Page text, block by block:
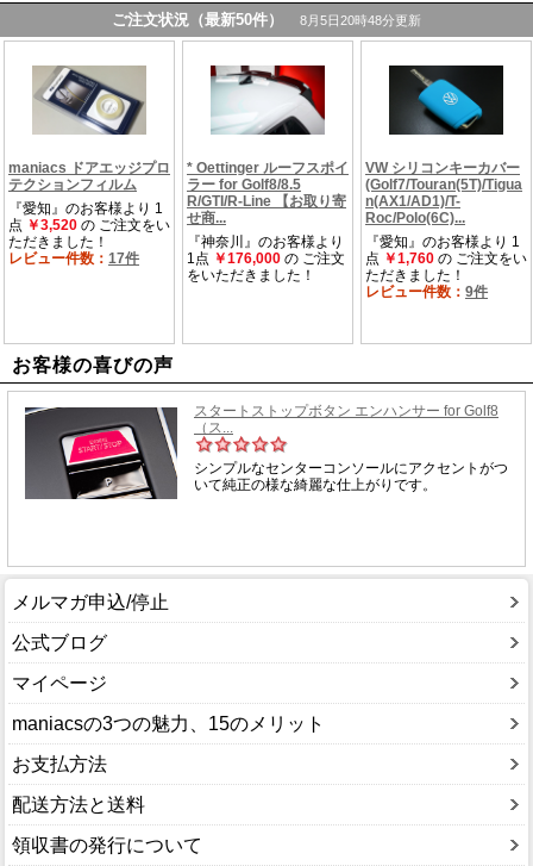
お客様の喜びの声
メルマガ申込/停止
公式ブログ
マイページ
maniacsの3つの魅力、15のメリット
お支払方法
配送方法と送料
領収書の発行について